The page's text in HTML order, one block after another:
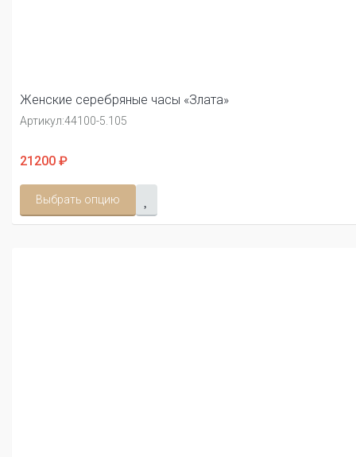
Женские серебряные часы «Злата»
Артикул:44100-5.105
21200 ₽
Выбрать опцию